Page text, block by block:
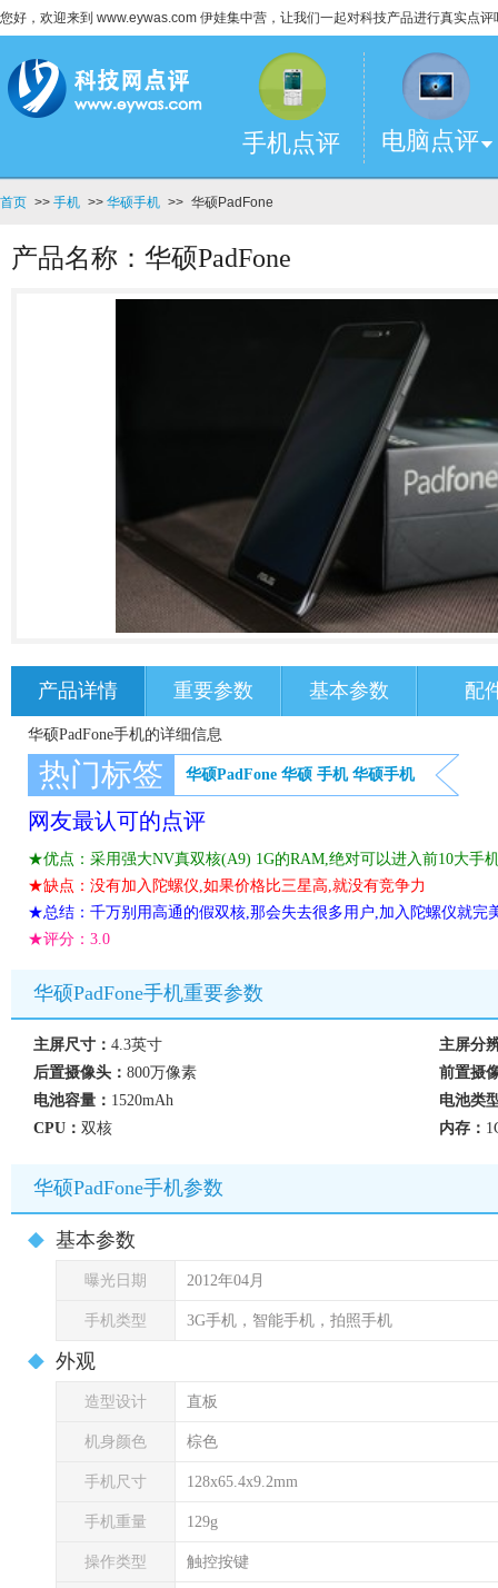
您好，欢迎来到 www.eywas.com 伊娃集中营，让我们一起对科技产品进行真实点评
手机点评 电脑点评
首页 >> 手机 >> 华硕手机 >> 华硕PadFone
产品名称：华硕PadFone
产品详情 重要参数 基本参数 配
华硕PadFone手机的详细信息
热门标签 华硕PadFone 华硕 手机 华硕手机
网友最认可的点评
★优点：采用强大NV真双核(A9) 1G的RAM,绝对可以进入前10大手
★缺点：没有加入陀螺仪,如果价格比三星高,就没有竞争力
★总结：千万别用高通的假双核,那会失去很多用户,加入陀螺仪就完
★评分： 3.0
华硕PadFone手机重要参数
主屏尺寸： 4.3英寸
主屏分
后置摄像头： 800万像素
前置摄
电池容量： 1520mAh
电池类
CPU： 双核 内存：
华硕PadFone手机参数
基本参数
曝光日期 2012年04月
手机类型 3G手机，智能手机，拍照手机
外观
造型设计 直板
机身颜色 棕色
手机尺寸 128x65.4x9.2mm
手机重量 129g
操作类型 触控按键